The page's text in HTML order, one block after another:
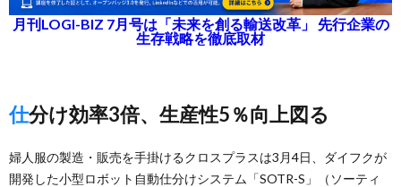
月刊LOGI-BIZ 7月号は「未来を創る輸送改革」 先行企業の
生存戦略を徹底取材
仕分け効率3倍、生産性5％向上図る
婦人服の製造・販売を手掛けるクロスプラスは3月4日、ダイフクが
開発した小型ロボット自動仕分けシステム「SOTR-S」（ソーティ